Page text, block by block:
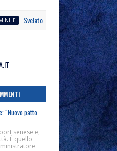
Svelato il calendario la Polisportiva Galli
“Nuovo patto
senese e,
È quello